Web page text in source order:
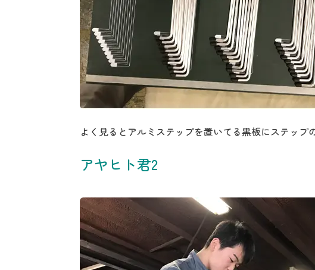
よく見るとアルミステップを置いてる黒板にステップ
アヤヒト君2